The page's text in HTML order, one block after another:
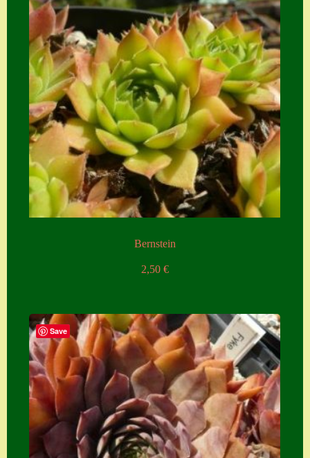
Bernstein
2,50 €
Save